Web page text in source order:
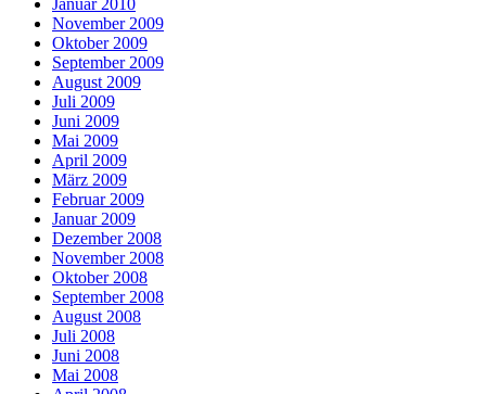
Januar 2010
November 2009
Oktober 2009
September 2009
August 2009
Juli 2009
Juni 2009
Mai 2009
April 2009
März 2009
Februar 2009
Januar 2009
Dezember 2008
November 2008
Oktober 2008
September 2008
August 2008
Juli 2008
Juni 2008
Mai 2008